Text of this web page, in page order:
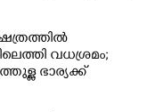
വധശ്രമം;
ഭാര്യക്ക്